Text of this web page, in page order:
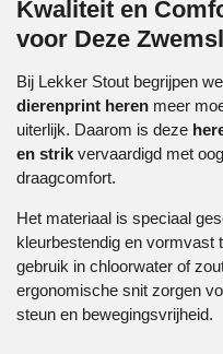
Kwaliteit en
voor Deze
Bij Lekker Stout begrijpen
dierenprint heren meer
uiterlijk. Daarom is deze
en strik vervaardigd met
draagcomfort.
Het materiaal is speciaal
kleurbestendig en vormvast
gebruik in chloorwater of
ergonomische snit zorgen
steun en bewegingsvrijheid.